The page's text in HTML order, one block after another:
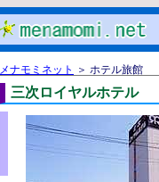
メナモミネット ＞ ホテル旅館
三次ロイヤルホテル